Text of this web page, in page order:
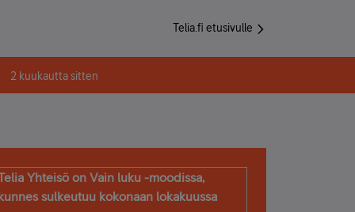
Telia.fi etusivulle
2 kuukautta sitten
Yhteisö on Vain luku -moodissa,
sulkeutuu kokonaan lokakuussa